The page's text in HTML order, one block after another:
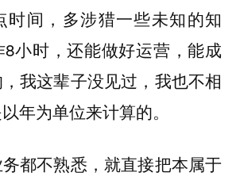
时间，多涉猎一些未知的知
小时，还能做好运营，能成
我这辈子没见过，我也不相
年为单位来计算的。
都不熟悉，就直接把本属于